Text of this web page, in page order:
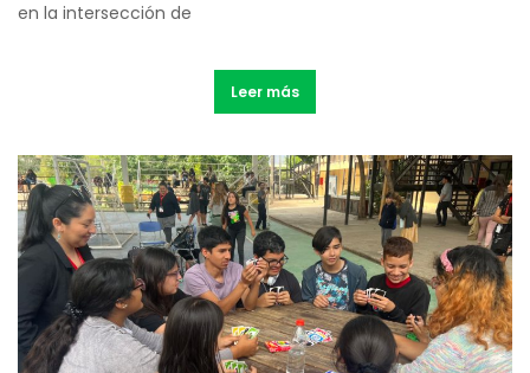
en la intersección de
Leer más